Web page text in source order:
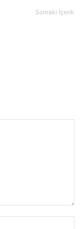
Sonraki İçerik